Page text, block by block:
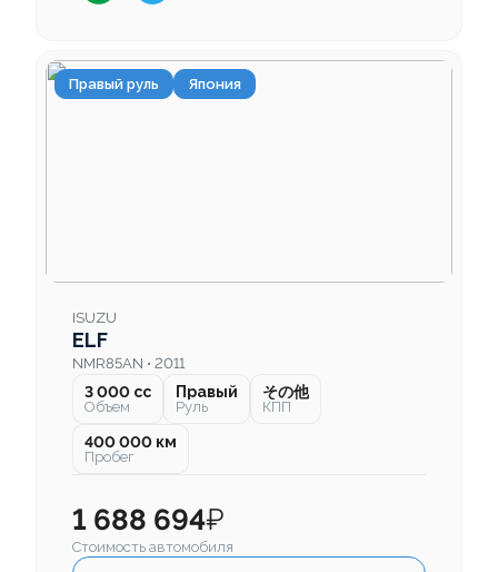
Правый руль Япония
ISUZU
ELF
NMR85AN • 2011
3 000 cc
Объем
Правый
Руль
その他
КПП
400 000 км
Пробег
1 688 694₽
Стоимость автомобиля